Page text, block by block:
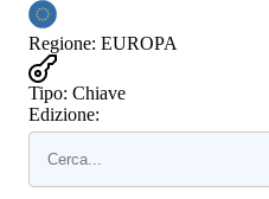
Regione: EUROPA
Tipo: Chiave
Edizione: